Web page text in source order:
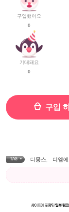
구입했어요
0
기대돼요
0
구입
TAG • 디몽스 디엠